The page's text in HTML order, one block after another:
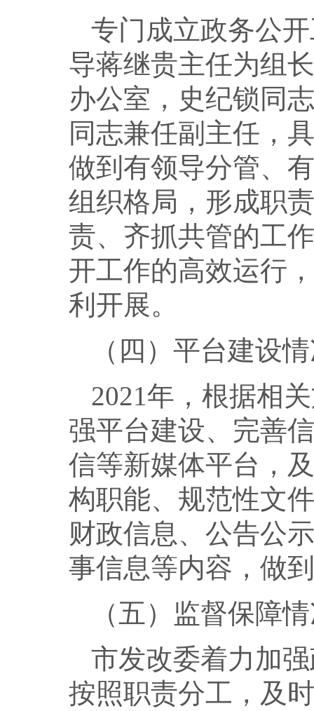
专门成立政务公
导蒋继贵主任为组
办公室，史纪锁同
同志兼任副主任，
做到有领导分管、
组织格局，形成职
责、齐抓共管的工
开工作的高效运行
利开展。
（四）平台建设
2021年，根据相
强平台建设、完善
信等新媒体平台，
构职能、规范性文
财政信息、公告公
事信息等内容，做
（五）监督保障
市发改委着力加
按照职责分工，及